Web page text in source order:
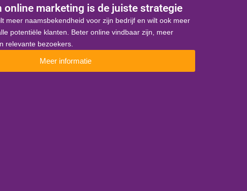
online marketing is de juiste strategie
meer naamsbekendheid voor zijn bedrijf en wilt ook meer
potentiële klanten. Beter online vindbaar zijn, meer
relevante bezoekers.
Meer informatie